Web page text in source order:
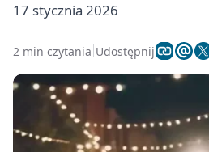
17 stycznia 2026
2 min czytania Udostępnij